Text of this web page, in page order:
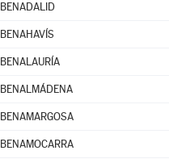
BENADALID
BENAHAVÍS
BENALAURÍA
BENALMÁDENA
BENAMARGOSA
BENAMOCARRA